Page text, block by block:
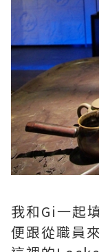
我和Gi一起
便跟從職員